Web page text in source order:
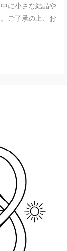
に小さな結晶や
ご了承の上、お